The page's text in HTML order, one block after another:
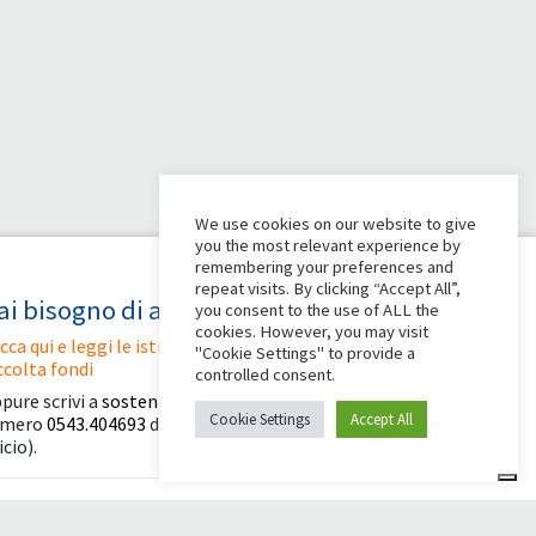
bisogno di aiuto?
qui e leggi le istruzioni per creare la tua
fondi
scrivi asostenitori@apg23.orgo chiama il
0543.404693 dal lunedì al venerdì (orari
We use cookies on our website to give
you the most relevant experience by
remembering your preferences and
repeat visits. By clicking “Accept All”,
you consent to the use of ALL the
cookies. However, you may visit
"Cookie Settings" to provide a
controlled consent.
Cookie Settings Accept All